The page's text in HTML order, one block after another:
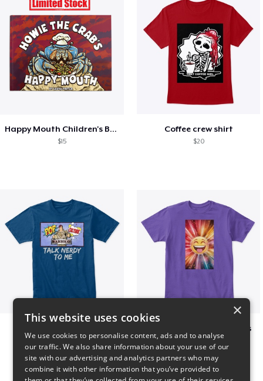
Happy Mouth Children's Book
$15
Coffee crew shirt
$20
$18
I Spread happy vibrations
$23
×
This website uses cookies
We use cookies to personalise content, ads and to analyse
our traffic. We also share information about your use of our
site with our advertising and analytics partners who may
combine it with other information that you’ve provided to